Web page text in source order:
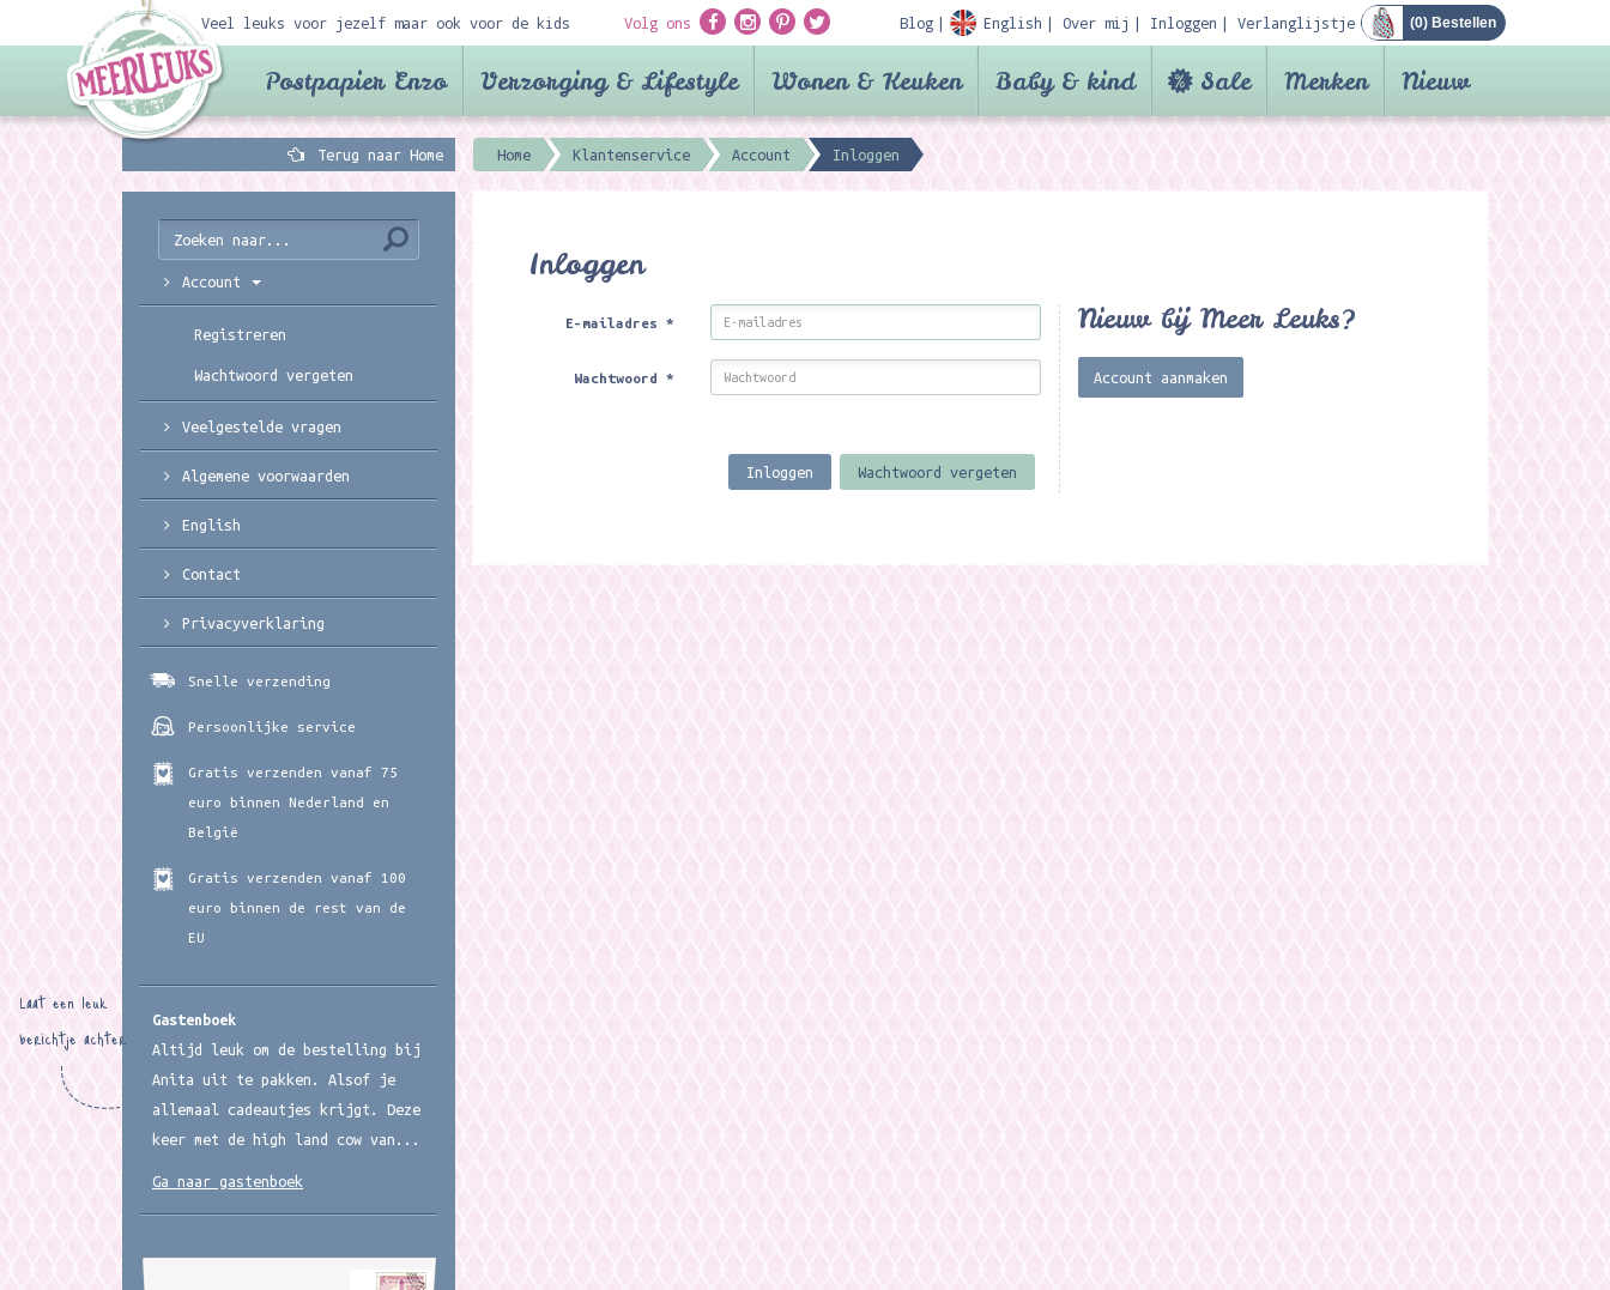
Veel leuks voor jezelf maar ook voor de kids Volg ons Blog English Over mij Inloggen Verlanglijstje (0) Bestellen
Postpapier Enzo Verzorging & Lifestyle Wonen & Keuken Baby & kind Sale Merken Nieuw
Terug naar Home Home Klantenservice Account Inloggen
Inloggen
E-mailadres*
Wachtwoord*
Inloggen Wachtwoord vergeten
Nieuw bij Meer Leuks?
Account aanmaken
Account
Registreren
Wachtwoord vergeten
Veelgestelde vragen
Algemene voorwaarden
English
Contact
Privacyverklaring
Snelle verzending
Persoonlijke service
Gratis verzenden vanaf 75
euro binnen Nederland en
België
Gratis verzenden vanaf 100
euro binnen de rest van de
EU
Gastenboek
Altijd leuk om de bestelling bij
Anita uit te pakken. Alsof je
allemaal cadeautjes krijgt. Deze
keer met de high land cow van...
Laat een leuk
berichtje achter
Ga naar gastenboek